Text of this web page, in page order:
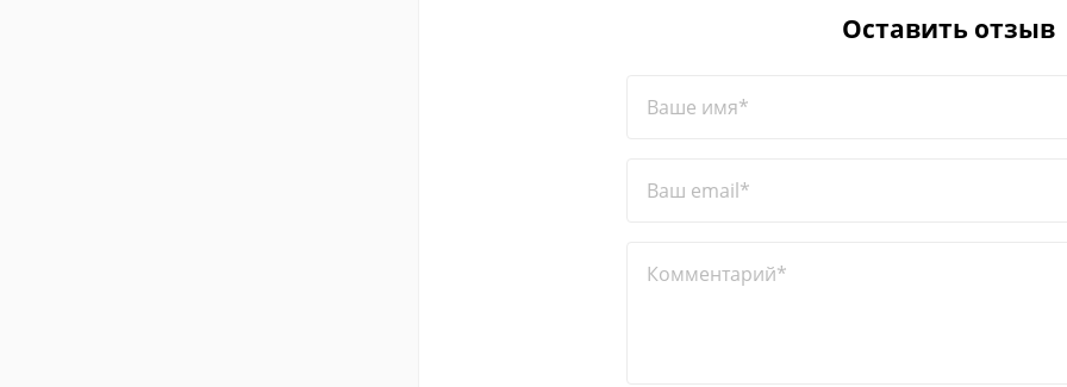
Оставить отзыв
Ваше имя*
Ваш email*
Комментарий*